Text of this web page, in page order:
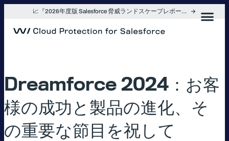
プ
📈『2026年度版 Salesforce 脅威ランドスケープレポート』を入手
Dreamforce 2024：お客
様の成功と製品の進化、そ
の重要な節目を祝して